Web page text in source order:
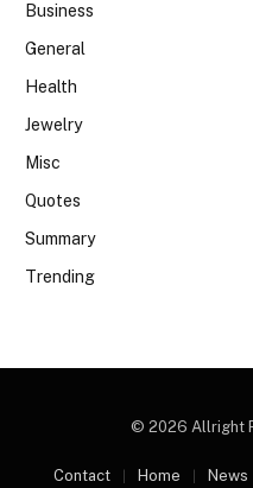
Business
General
Health
Jewelry
Misc
Quotes
Summary
Trending
© 2026 Allright
Contact Home News